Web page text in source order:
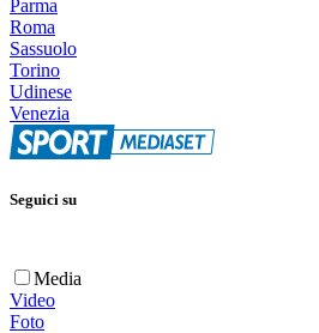
Parma
Roma
Sassuolo
Torino
Udinese
Venezia
Seguici su
Media
Video
Foto